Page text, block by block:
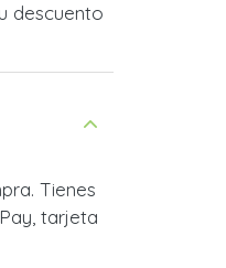
descuento
Tienes
tarjeta